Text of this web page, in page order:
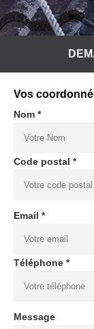
Vos
Nom *
Code postal *
Email *
Téléphone *
Message